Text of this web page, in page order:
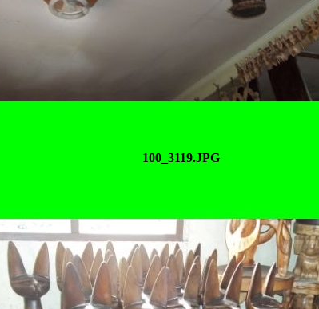
100_3119.JPG